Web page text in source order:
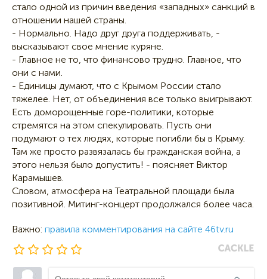
стало одной из причин введения «западных» санкций в
отношении нашей страны.
- Нормально. Надо друг друга поддерживать, -
высказывают свое мнение куряне.
- Главное не то, что финансово трудно. Главное, что
они с нами.
- Единицы думают, что с Крымом России стало
тяжелее. Нет, от объединения все только выигрывают.
Есть доморощенные горе-политики, которые
стремятся на этом спекулировать. Пусть они
подумают о тех людях, которые погибли бы в Крыму.
Там же просто развязалась бы гражданская война, а
этого нельзя было допустить! - поясняет Виктор
Карамышев.
Словом, атмосфера на Театральной площади была
позитивной. Митинг-концерт продолжался более часа.
Важно: правила комментирования на сайте 46tv.ru